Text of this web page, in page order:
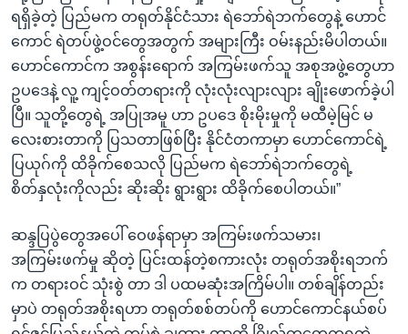
ရရှိခဲ့တဲ့ ပြည်မက တရုတ်နိုင်ငံသား ရဲဘော်ရဲဘက်တွေနဲ့ ဟောင်
ကောင် ရဲတပ်ဖွဲ့ဝင်တွေအတွက် အများကြီး ဝမ်းနည်းမိပါတယ်။
ဟောင်ကောင်က အစွန်းရောက် အကြမ်းဖက်သူ အစုအဖွဲ့တွေဟာ
ဥပဒေနဲ့ လူ့ ကျင့်ဝတ်တရားကို လုံးလုံးလျားလျား ချိုးဖောက်ခဲ့ပါ
ပြီ။ သူတို့တွေရဲ့ အပြုအမူ ဟာ ဥပဒေ စိုးမိုးမှုကို မထီမဲ့မြင် မ
လေးစားတာကို ပြသတာဖြစ်ပြီး နိုင်ငံတကာမှာ ဟောင်ကောင်ရဲ့
ပြယုဂ်ကို ထိခိုက်စေသလို ပြည်မက ရဲဘော်ရဲဘက်တွေရဲ့
စိတ်နှလုံးကိုလည်း ဆိုးဆိုး ရွားရွား ထိခိုက်စေပါတယ်။”
ဆန္ဒပြပွဲတွေအပေါ် ဝေဖန်ရာမှာ အကြမ်းဖက်သမား၊
အကြမ်းဖက်မှု ဆိုတဲ့ ပြင်းထန်တဲ့စကားလုံး တရုတ်အစိုးရဘက်
က တရားဝင် သုံးစွဲ တာ ဒါ ပထမဆုံးအကြိမ်ပါ။ တစ်ချိန်တည်း
မှာပဲ တရုတ်အစိုးရဟာ တရုတ်စစ်တပ်ကို ဟောင်ကောင်နယ်စပ်